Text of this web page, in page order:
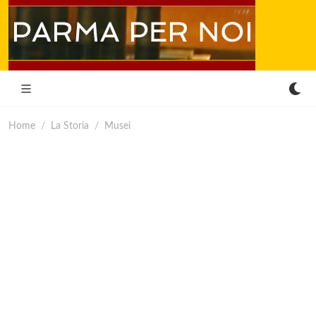
Home La Storia Musei